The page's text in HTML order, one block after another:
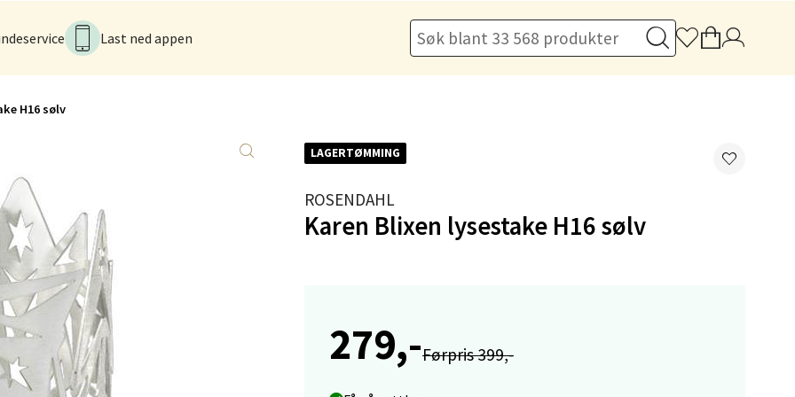
Last ned appen
H16 sølv
LAGERTØMMING
ROSENDAHL
Karen Blixen lysestake H16 sølv
279,-Førpris 399,-
og Sandnes - Kilden Senter
10-20
og Sandnes - Kvadrat
1, 4313 Sandnes
10-21
- Thon Senter Lagunen